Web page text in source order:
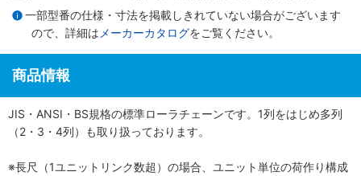
一部型番の仕様・寸法を掲載しきれていない場合がございます
ので、詳細は メーカーカタログをご覧ください。
商品情報
JIS・ANSI・BS規格の標準ローラチェーンです。1列をはじめ多列
（2・3・4列）も取り扱っております。
※長尺（1ユニットリンク数超）の場合、ユニット単位の荷作り構成